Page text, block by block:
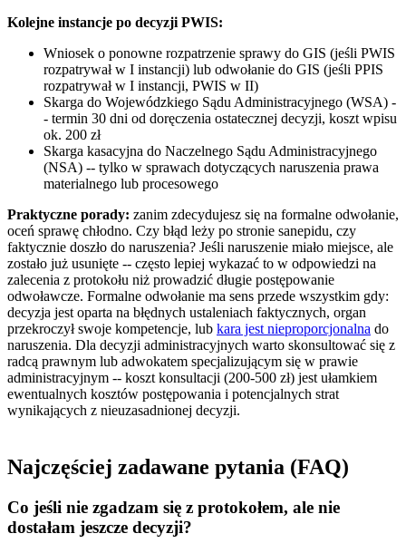
Kolejne instancje po decyzji PWIS:
Wniosek o ponowne rozpatrzenie sprawy do GIS (jeśli PWIS
rozpatrywał w I instancji) lub odwołanie do GIS (jeśli PPIS
rozpatrywał w I instancji, PWIS w II)
Skarga do Wojewódzkiego Sądu Administracyjnego (WSA) -
- termin 30 dni od doręczenia ostatecznej decyzji, koszt wpisu
ok. 200 zł
Skarga kasacyjna do Naczelnego Sądu Administracyjnego
(NSA) -- tylko w sprawach dotyczących naruszenia prawa
materialnego lub procesowego
Praktyczne porady: zanim zdecydujesz się na formalne odwołanie,
oceń sprawę chłodno. Czy błąd leży po stronie sanepidu, czy
faktycznie doszło do naruszenia? Jeśli naruszenie miało miejsce, ale
zostało już usunięte -- często lepiej wykazać to w odpowiedzi na
zalecenia z protokołu niż prowadzić długie postępowanie
odwoławcze. Formalne odwołanie ma sens przede wszystkim gdy:
decyzja jest oparta na błędnych ustaleniach faktycznych, organ
przekroczył swoje kompetencje, lub kara jest nieproporcjonalna do
naruszenia. Dla decyzji administracyjnych warto skonsultować się z
radcą prawnym lub adwokatem specjalizującym się w prawie
administracyjnym -- koszt konsultacji (200-500 zł) jest ułamkiem
ewentualnych kosztów postępowania i potencjalnych strat
wynikających z nieuzasadnionej decyzji.
Najczęściej zadawane pytania (FAQ)
Co jeśli nie zgadzam się z protokołem, ale nie
dostałam jeszcze decyzji?